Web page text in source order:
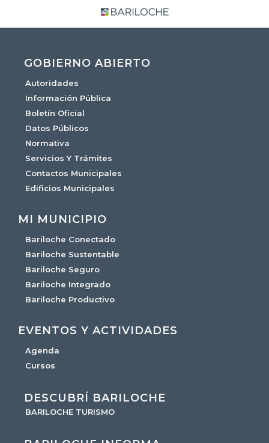
GOBIERNO ABIERTO
Autoridades
Información Pública
Boletín Oficial
Datos Públicos
Normativa
Servicios Y Trámites
Contactos Municipales
Edificios Municipales
MI MUNICIPIO
Bariloche Conectado
Bariloche Sustentable
Bariloche Seguro
Bariloche Integrado
Bariloche Productivo
EVENTOS Y ACTIVIDADES
Agenda
Cursos
DESCUBRÍ BARILOCHE
BARILOCHE TURISMO